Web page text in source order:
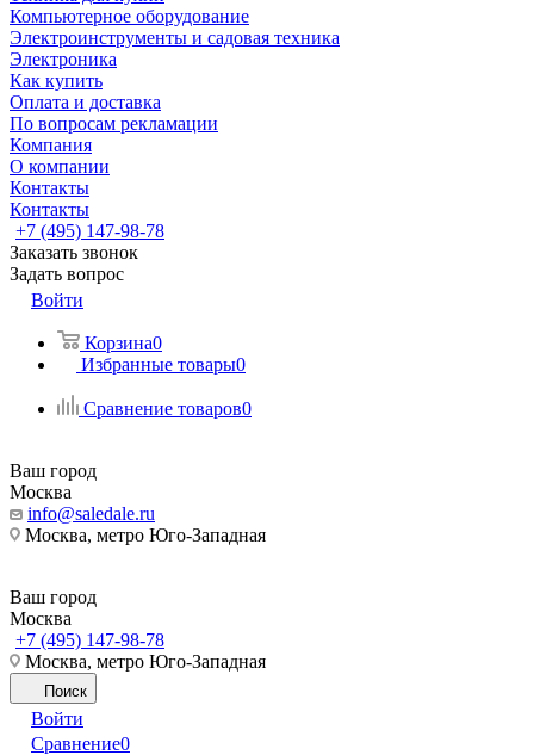
Компьютерное оборудование
Электроинструменты и садовая техника
Электроника
Как купить
Оплата и доставка
По вопросам рекламации
Компания
О компании
Контакты
Контакты
+7 (495) 147-98-78
Заказать звонок
Задать вопрос
Войти
Корзина0
Избранные товары0
Сравнение товаров0
Ваш город
Москва
info@saledale.ru
Москва, метро Юго-Западная
Ваш город
Москва
+7 (495) 147-98-78
Москва, метро Юго-Западная
Поиск
Войти
Сравнение0